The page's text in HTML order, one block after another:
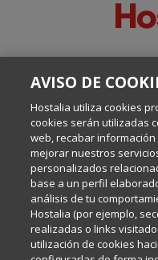
Escrito por el equipo de
AVISO DE
Hostalia utiliza cookies
cookies serán utilizadas
web, recabar
mejorar nuestros
personalizados
base a un perfil
análisis de tu
Hostalia (por ejemplo,
realizadas o links
utilización de cookies